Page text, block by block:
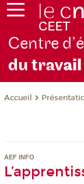
Centre d’é
du travail
Accueil
AEF INFO